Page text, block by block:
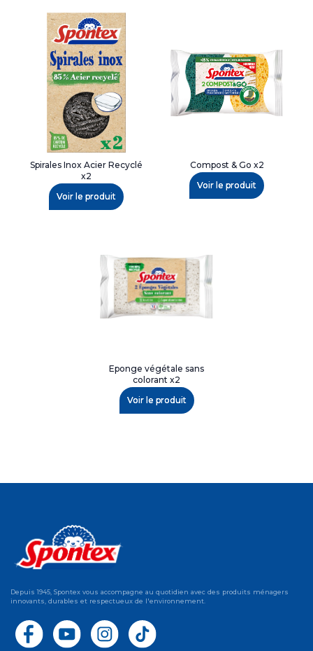
Spirales Inox Acier Recyclé
x2
Voir le produit
Compost & Go x2
Voir le produit
Eponge végétale sans
colorant x2
Voir le produit
Depuis 1945, Spontex vous accompagne au quotidien avec des produits ménagers
innovants, durables et respectueux de l'environnement.